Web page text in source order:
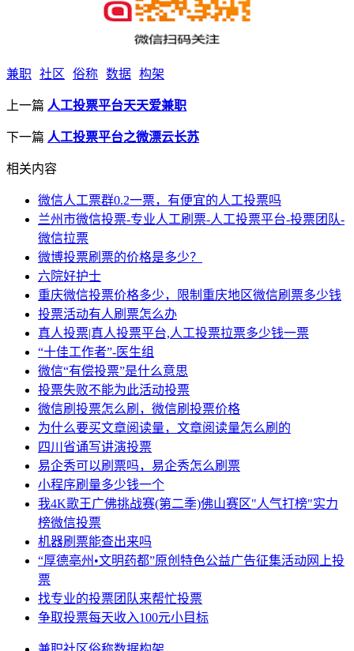
兼职 社区 俗称 数据 构架
上一篇 人工投票平台天天爱兼职
下一篇 人工投票平台之微漂云长苏
相关内容
微信人工票群0.2一票，有便宜的人工投票吗
兰州市微信投票-专业人工刷票-人工投票平台-投票团队-
微信拉票
微博投票刷票的价格是多少？
六院好护士
重庆微信投票价格多少，限制重庆地区微信刷票多少钱
投票活动有人刷票怎么办
真人投票|真人投票平台,人工投票拉票多少钱一票
“十佳工作者”-医生组
微信“有偿投票”是什么意思
投票失败不能为此活动投票
微信刷投票怎么刷，微信刷投票价格
为什么要买文章阅读量，文章阅读量怎么刷的
四川省诵写讲演投票
易企秀可以刷票吗，易企秀怎么刷票
小程序刷量多少钱一个
我4K歌王广佛挑战赛(第二季)佛山赛区"人气打榜"实力
榜微信投票
机器刷票能查出来吗
“厚德亳州•文明药都”原创特色公益广告征集活动网上投
票
找专业的投票团队来帮忙投票
争取投票每天收入100元小目标